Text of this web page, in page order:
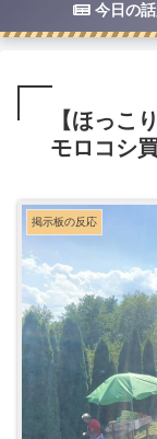
今日の
【ほっこ
モロコシ
掲示板の反応